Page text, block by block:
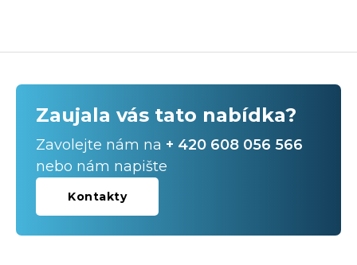
Zaujala vás tato nabídka?
Zavolejte nám na + 420 608 056 566
nebo nám napište
Kontakty